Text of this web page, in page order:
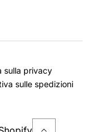
sulla privacy
sulle spedizioni